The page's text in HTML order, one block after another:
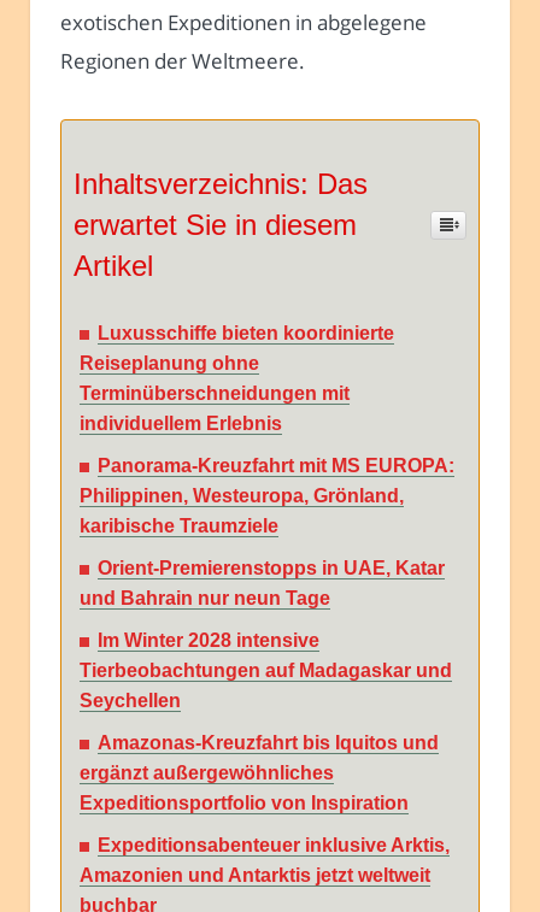
exotischen Expeditionen in abgelegene
Regionen der Weltmeere.
Inhaltsverzeichnis: Das
erwartet Sie in diesem
Artikel
Luxusschiffe bieten koordinierte
Reiseplanung ohne
Terminüberschneidungen mit
individuellem Erlebnis
Panorama-Kreuzfahrt mit MS EUROPA:
Philippinen, Westeuropa, Grönland,
karibische Traumziele
Orient-Premierenstopps in UAE, Katar
und Bahrain nur neun Tage
Im Winter 2028 intensive
Tierbeobachtungen auf Madagaskar und
Seychellen
Amazonas-Kreuzfahrt bis Iquitos und
ergänzt außergewöhnliches
Expeditionsportfolio von Inspiration
Expeditionsabenteuer inklusive Arktis,
Amazonien und Antarktis jetzt weltweit
buchbar